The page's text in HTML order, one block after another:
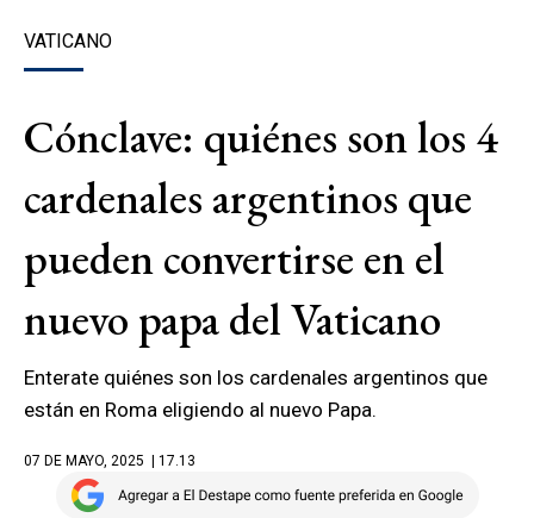
VATICANO
Cónclave: quiénes son los 4
cardenales argentinos que
pueden convertirse en el
nuevo papa del Vaticano
Enterate quiénes son los cardenales argentinos que
están en Roma eligiendo al nuevo Papa.
07 DE MAYO, 2025 | 17.13